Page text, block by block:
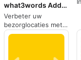
what3words Address Field
Verbeter uw
bezorglocaties met
what3words